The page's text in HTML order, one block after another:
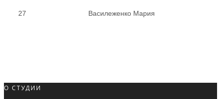
27 Василеженко Мария
О СТУДИИ